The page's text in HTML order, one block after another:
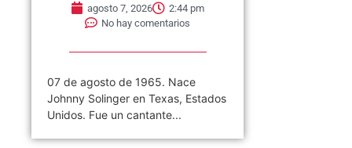
agosto 7, 2026
2:44 pm
No hay comentarios
07 de agosto de 1965. Nace
Johnny Solinger en Texas, Estados
Unidos. Fue un cantante...